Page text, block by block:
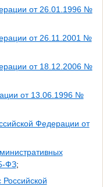
от 26.01.1996 №
от 26.11.2001 №
от 18.12.2006 №
от 13.06.1996 №
Федерации от
ФЗ;